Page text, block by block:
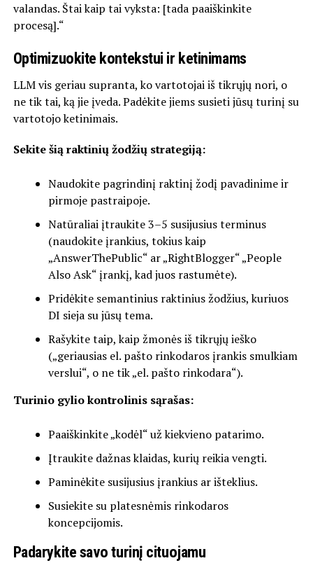
valandas. Štai kaip tai vyksta: [tada paaiškinkite
procesą].“
Optimizuokite kontekstui ir ketinimams
LLM vis geriau supranta, ko vartotojai iš tikrųjų nori, o
ne tik tai, ką jie įveda. Padėkite jiems susieti jūsų turinį su
vartotojo ketinimais.
Sekite šią raktinių žodžių strategiją:
Naudokite pagrindinį raktinį žodį pavadinime ir
pirmoje pastraipoje.
Natūraliai įtraukite 3–5 susijusius terminus
(naudokite įrankius, tokius kaip
„AnswerThePublic“ ar „RightBlogger“ „People
Also Ask“ įrankį, kad juos rastumėte).
Pridėkite semantinius raktinius žodžius, kuriuos
DI sieja su jūsų tema.
Rašykite taip, kaip žmonės iš tikrųjų ieško
(„geriausias el. pašto rinkodaros įrankis smulkiam
verslui“, o ne tik „el. pašto rinkodara“).
Turinio gylio kontrolinis sąrašas:
Paaiškinkite „kodėl“ už kiekvieno patarimo.
Įtraukite dažnas klaidas, kurių reikia vengti.
Paminėkite susijusius įrankius ar išteklius.
Susiekite su platesnėmis rinkodaros
koncepcijomis.
Padarykite savo turinį cituojamu